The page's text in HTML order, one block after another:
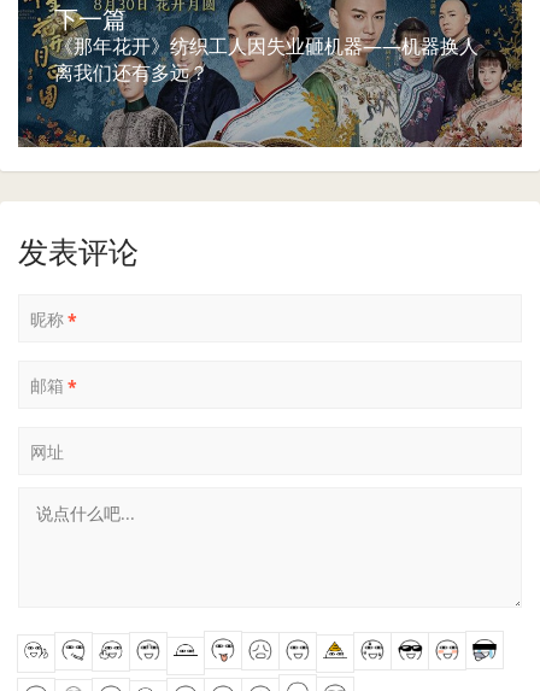
下一篇
《那年花开》纺织工人因失业砸机器——机器换人
离我们还有多远？
发表评论
昵称*
邮箱 *
网址